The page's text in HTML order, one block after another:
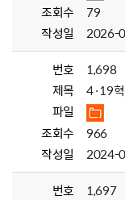
조회수
79
작성일
2026-
번호
1,698
제목
4·19
파일
조회수
966
작성일
2024-
번호
1,697